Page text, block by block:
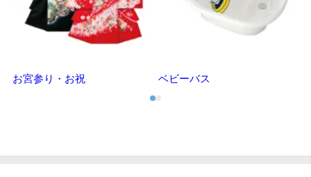
お宮参り・お祝 ベビーバス